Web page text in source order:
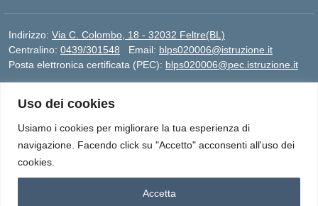
Uso dei cookies
Usiamo i cookies per migliorare la tua esperienza di
navigazione. Facendo click su "Accetto" acconsenti all'uso dei
cookies.
Accetta
Indirizzo: Via C. Colombo, 18 - 32032 Feltre(BL)
Centralino: 0439/301548 Email: blps020006@istruzione.it
Posta elettronica certificata (PEC): blps020006@pec.istruzione.it
Codice meccanografico:
Codice unico di fatturazione (CUF): UFBAL5